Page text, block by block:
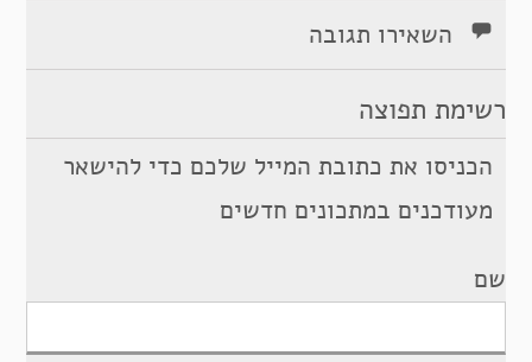
השאירו תגובה
רשימת תפוצה
הכניסו את כתובת המייל שלכם כדי להישאר
מעודכנים במתכונים חדשים
שם